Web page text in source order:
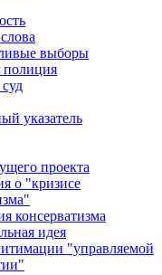
выборы
указатель
проекта
о "кризисе
консерватизма
идея
"управляемой